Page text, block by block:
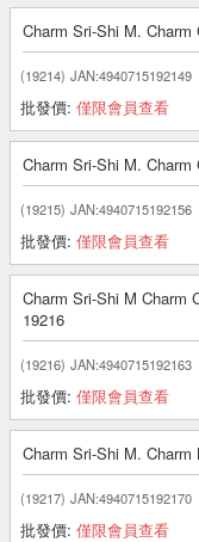
Charm Sri-Shi M.
(19214) JAN:4940715192149
批發價: 僅限會員查看
Charm Sri-Shi M.
(19215) JAN:4940715192156
批發價: 僅限會員查看
Charm Sri-Shi M Charm
19216
(19216) JAN:4940715192163
批發價: 僅限會員查看
Charm Sri-Shi M.
(19217) JAN:4940715192170
批發價: 僅限會員查看